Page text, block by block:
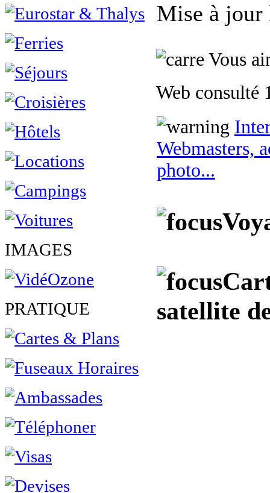
IMAGES
PRATIQUE
Mise à jour
Vous
Web consulté
Webmasters,
photo...
satellite